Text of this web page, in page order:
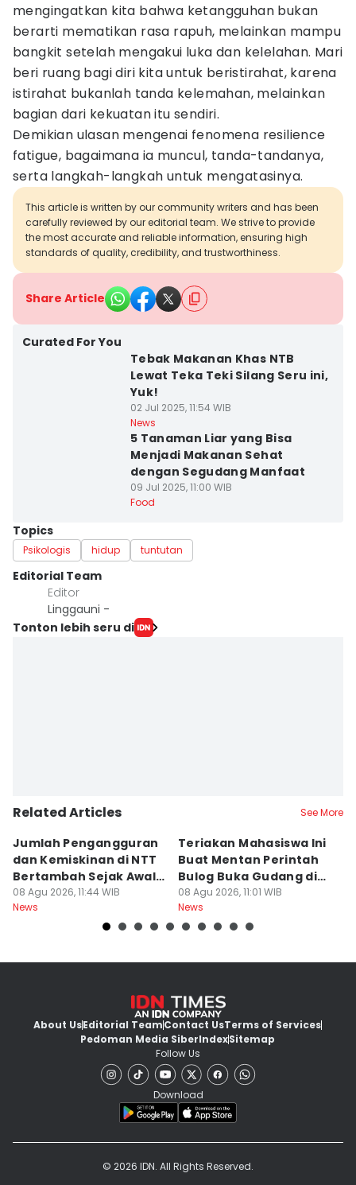
mengingatkan kita bahwa ketangguhan bukan
berarti mematikan rasa rapuh, melainkan mampu
bangkit setelah mengakui luka dan kelelahan. Mari
beri ruang bagi diri kita untuk beristirahat, karena
istirahat bukanlah tanda kelemahan, melainkan
bagian dari kekuatan itu sendiri.
Demikian ulasan mengenai fenomena resilience
fatigue, bagaimana ia muncul, tanda-tandanya,
serta langkah-langkah untuk mengatasinya.
This article is written by our community writers and has been
carefully reviewed by our editorial team. We strive to provide
the most accurate and reliable information, ensuring high
standards of quality, credibility, and trustworthiness.
Share Article
Curated For You
Tebak Makanan Khas NTB
Lewat Teka Teki Silang Seru ini,
Yuk!
02 Jul 2025, 11:54 WIB
News
5 Tanaman Liar yang Bisa
Menjadi Makanan Sehat
dengan Segudang Manfaat
09 Jul 2025, 11:00 WIB
Food
Topics
Psikologis hidup tuntutan
Editorial Team
Editor
Linggauni -
Tonton lebih seru di
Related Articles See More
Jumlah Pengangguran
dan Kemiskinan di NTT
Bertambah Sejak Awal
2026
08 Agu 2026, 11:44 WIB
News
Teriakan Mahasiswa Ini
Buat Mentan Perintah
Bulog Buka Gudang di
Alor
08 Agu 2026, 11:01 WIB
News
About UsEditorial TeamContact UsTerms of Services
Pedoman Media SiberIndexSitemap
Follow Us
Download
© 2026 IDN. All Rights Reserved.